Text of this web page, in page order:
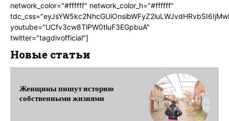
network_color="#ffffff" network_color_h="#ffffff"
youtube="UCfv3cw8TlPW0tluF3EGpbuA"
twitter="tagdivofficial"]
Новые статьи
Женщины пишут историю
собственными жизнями